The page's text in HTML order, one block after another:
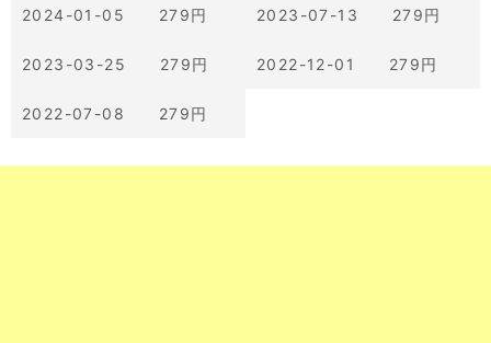
2024-01-05 279円 2023-07-13 279円
2023-03-25 279円 2022-12-01 279円
2022-07-08 279円